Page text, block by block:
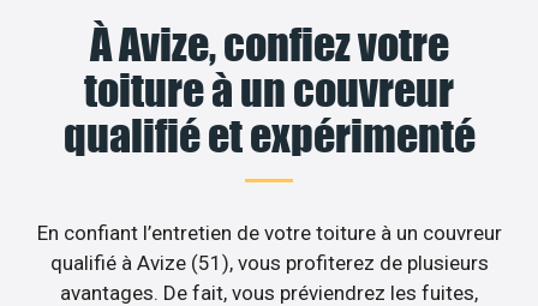
À Avize, confiez votre
toiture à un couvreur
qualifié et expérimenté
En confiant l’entretien de votre toiture à un couvreur
qualifié à Avize (51), vous profiterez de plusieurs
avantages. De fait, vous préviendrez les fuites,